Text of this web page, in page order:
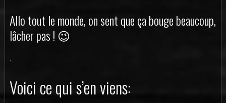
Allo tout le monde, on sent que ça bouge beaucoup,
lâcher pas ! 😉
.
Voici ce qui s’en viens: